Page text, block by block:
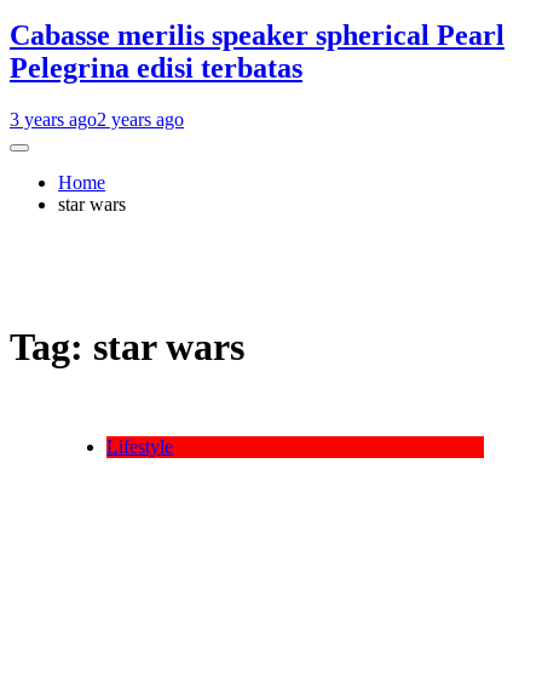
Cabasse merilis speaker spherical Pearl
Pelegrina edisi terbatas
3 years ago2 years ago
Home
star wars
Tag: star wars
Lifestyle